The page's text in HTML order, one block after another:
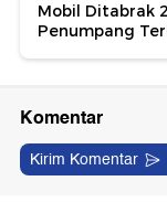
Mobil Ditabrak
Penumpang